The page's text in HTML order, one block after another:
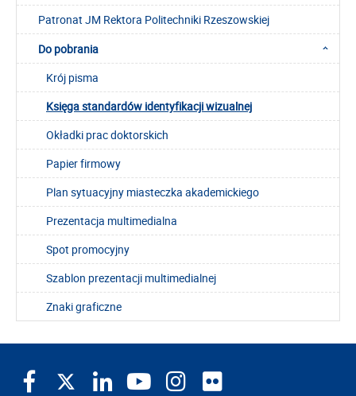
Patronat JM Rektora Politechniki Rzeszowskiej
Do pobrania
Krój pisma
Księga standardów identyfikacji wizualnej
Okładki prac doktorskich
Papier firmowy
Plan sytuacyjny miasteczka akademickiego
Prezentacja multimedialna
Spot promocyjny
Szablon prezentacji multimedialnej
Znaki graficzne